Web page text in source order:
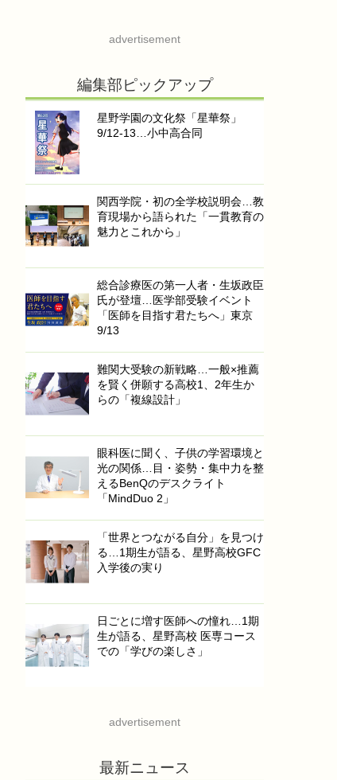
advertisement
編集部ピックアップ
星野学園の文化祭「星華祭」
9/12-13…小中高合同
関西学院・初の全学校説明会…教
育現場から語られた「一貫教育の
魅力とこれから」
総合診療医の第一人者・生坂政臣
氏が登壇…医学部受験イベント
「医師を目指す君たちへ」東京
9/13
難関大受験の新戦略…一般×推薦
を賢く併願する高校1、2年生か
らの「複線設計」
眼科医に聞く、子供の学習環境と
光の関係…目・姿勢・集中力を整
えるBenQのデスクライト
「MindDuo 2」
「世界とつながる自分」を見つけ
る…1期生が語る、星野高校GFC
入学後の実り
日ごとに増す医師への憧れ…1期
生が語る、星野高校 医専コース
での「学びの楽しさ」
advertisement
最新ニュース